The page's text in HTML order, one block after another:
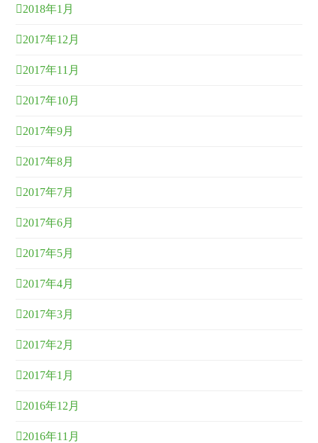
2018年1月
2017年12月
2017年11月
2017年10月
2017年9月
2017年8月
2017年7月
2017年6月
2017年5月
2017年4月
2017年3月
2017年2月
2017年1月
2016年12月
2016年11月